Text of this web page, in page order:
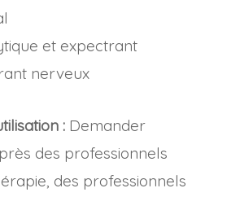
et expectrant
nerveux
: Demander
des professionnels
des professionnels